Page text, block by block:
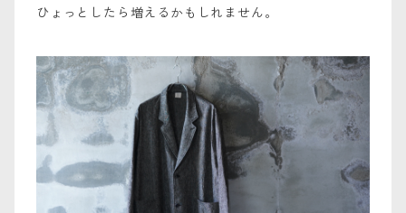
ひょっとしたら増えるかもしれません。